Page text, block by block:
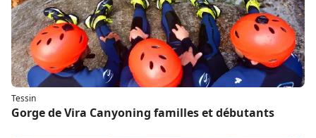
Tessin
Gorge de Vira Canyoning familles et débutants